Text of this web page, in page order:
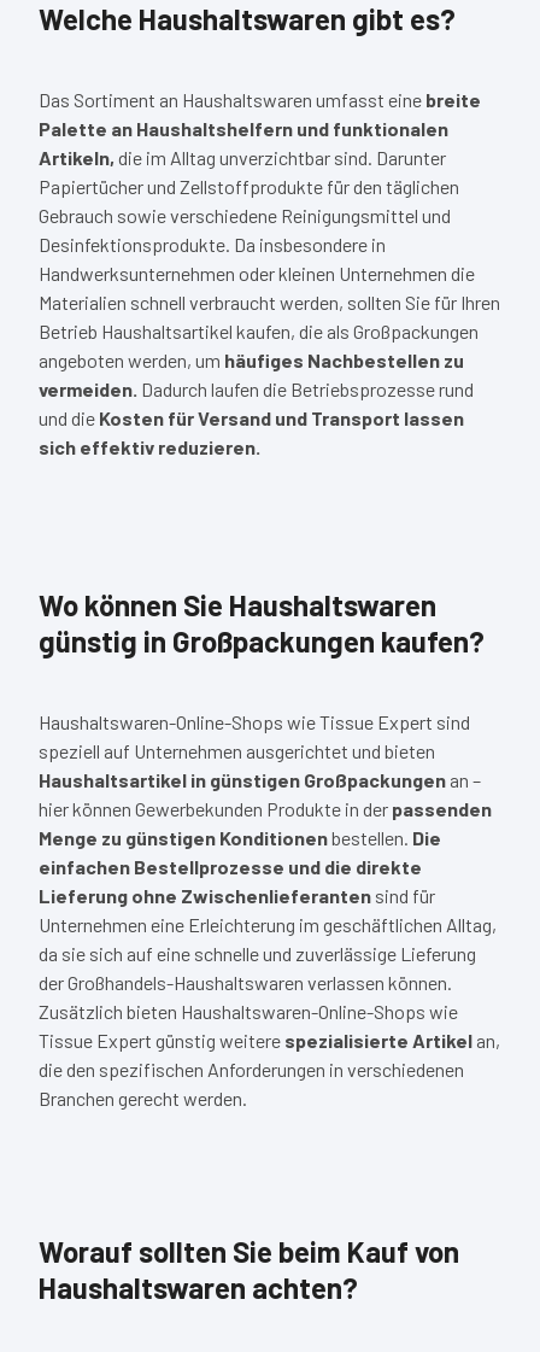
Welche Haushaltswaren gibt es?
Das Sortiment an Haushaltswaren umfasst eine breite
Palette an Haushaltshelfern und funktionalen
Artikeln, die im Alltag unverzichtbar sind. Darunter
Papiertücher und Zellstoffprodukte für den täglichen
Gebrauch sowie verschiedene Reinigungsmittel und
Desinfektionsprodukte. Da insbesondere in
Handwerksunternehmen oder kleinen Unternehmen die
Materialien schnell verbraucht werden, sollten Sie für Ihren
Betrieb Haushaltsartikel kaufen, die als Großpackungen
angeboten werden, um häufiges Nachbestellen zu
vermeiden. Dadurch laufen die Betriebsprozesse rund
und die Kosten für Versand und Transport lassen
sich effektiv reduzieren.
Wo können Sie Haushaltswaren
günstig in Großpackungen kaufen?
Haushaltswaren-Online-Shops wie Tissue Expert sind
speziell auf Unternehmen ausgerichtet und bieten
Haushaltsartikel in günstigen Großpackungen an –
hier können Gewerbekunden Produkte in der passenden
Menge zu günstigen Konditionenbestellen. Die
einfachen Bestellprozesse und die direkte
Lieferung ohne Zwischenlieferanten sind für
Unternehmen eine Erleichterung im geschäftlichen Alltag,
da sie sich auf eine schnelle und zuverlässige Lieferung
der Großhandels-Haushaltswaren verlassen können.
Zusätzlich bieten Haushaltswaren-Online-Shops wie
Tissue Expert günstig weitere spezialisierte Artikel an,
die den spezifischen Anforderungen in verschiedenen
Branchen gerecht werden.
Worauf sollten Sie beim Kauf von
Haushaltswaren achten?